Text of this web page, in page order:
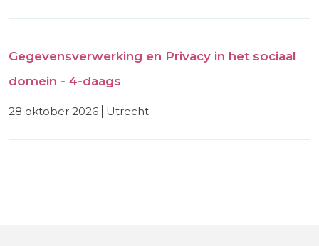
Gegevensverwerking en Privacy in het sociaal
domein - 4-daags
28 oktober 2026 utrecht